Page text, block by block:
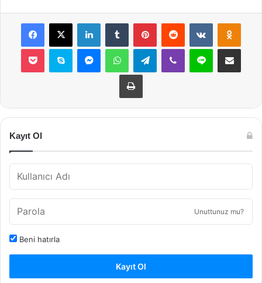
Facebook
X LinkedInTumblr PinterestReddit VKontakte
Pocket Skype MessengerWhatsAppTelegramViber Line E-Posta ile
Yazdır
Kayıt Ol
Unuttunuz mu?
Beni hatırla
Kayıt Ol